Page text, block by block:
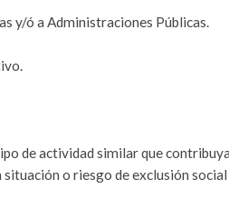
y/ó a Administraciones Públicas.
de actividad similar que
situación o riesgo de exclusión